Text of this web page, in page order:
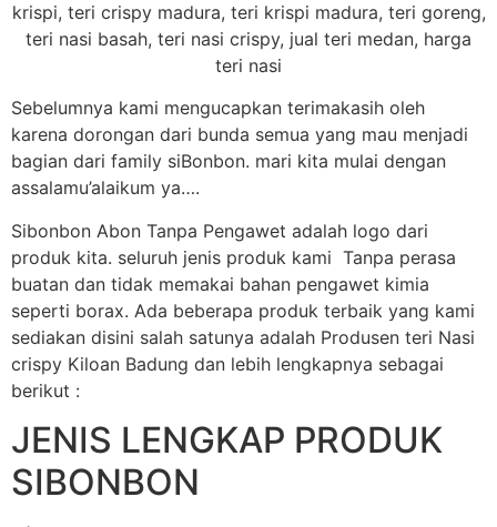
Sebelumnya kami mengucapkan terimakasih oleh
karena dorongan dari bunda semua yang mau menjadi
bagian dari family siBonbon. mari kita mulai dengan
assalamu’alaikum ya….
Sibonbon Abon Tanpa Pengawet adalah logo dari
produk kita. seluruh jenis produk kami Tanpa perasa
buatan dan tidak memakai bahan pengawet kimia
seperti borax. Ada beberapa produk terbaik yang kami
sediakan disini salah satunya adalah Produsen teri Nasi
crispy Kiloan Badung dan lebih lengkapnya sebagai
berikut :
JENIS LENGKAP PRODUK
SIBONBON